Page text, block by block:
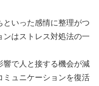
いった感情に整理がつ
ンはストレス対処法の一
響で人と接する機会が減
ミュニケーションを復活